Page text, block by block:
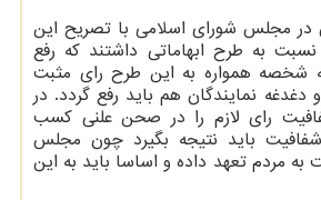
در مجلس شورای اسلامی با تصریح این
به طرح ابهاماتی داشتند که رفع
شخصه همواره به این طرح رای مثبت
دغدغه نمایندگان هم باید رفع گردد. در
رای لازم را در صحن علنی کسب
باید نتیجه بگیرد چون مجلس
به مردم تعهد داده و اساسا باید به این